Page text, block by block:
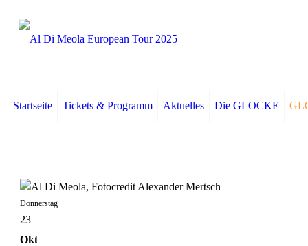
Startseite Tickets & Programm Aktuelles Die GLOCKE
Donnerstag
23
Okt